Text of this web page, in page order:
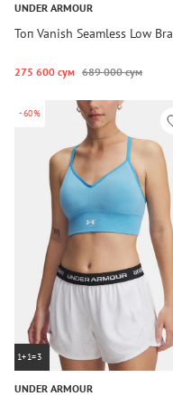
UNDER ARMOUR
Топ Vanish Seamless Low Bra
275 600 сум 689 000 сум
-60%
1+1=3
UNDER ARMOUR